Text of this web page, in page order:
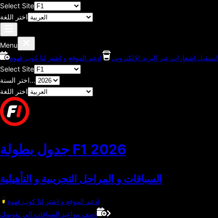
Select Site
اختر اللغة
Menu
استقبل اشعارات عبر البريد الإلكتروني
ادعم الموقع و اشتر لنا كوب قهوة
Select Site
اختر السنة...
اختر اللغة
جدول بطولة F1 2026
السباقات و المراحل التجريبية و التأهيلية
ادعم الموقع و اشتر لنا كوب قهوة
اضف مواعيد السباقات الي تقويمك